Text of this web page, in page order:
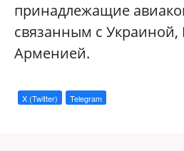
принадлежащие
связанным с Украиной,
Арменией.
X (Twitter) Telegram